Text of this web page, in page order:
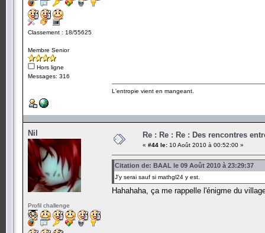
Classement : 18/55625
Membre Senior
Hors ligne
Messages: 316
L'entropie vient en mangeant.
Nil
Profil challenge
Re : Re : Re : Des rencontres
« #44 le: 10 Août 2010 à 00:52:00 »
Citation de: BAAL le 09 Août 2010 à 23:29:37
J'y serai sauf si mathgl24 y est.
Hahahaha, ça me rappelle l'énigme du